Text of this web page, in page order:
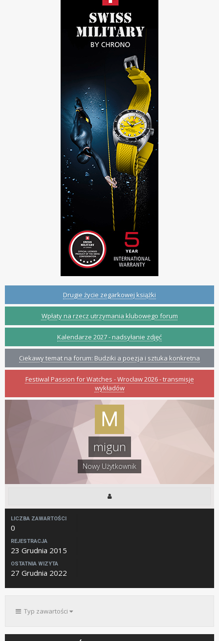
Drugie życie zegarkowej książki
Wpłaty na rzecz utrzymania klubowego forum
Kalendarze 2027 - nadsyłanie zdjęć
Ciekawy temat na forum: Budziki a poezja i sztuka konkretna
Festiwal Passion for Watches - Wrocław 2026 - transmisje
wykładów
migun
Nowy Użytkownik
LICZBA ZAWARTOŚCI
0
REJESTRACJA
23 Grudnia 2015
OSTATNIA WIZYTA
27 Grudnia 2022
Typ zawartości